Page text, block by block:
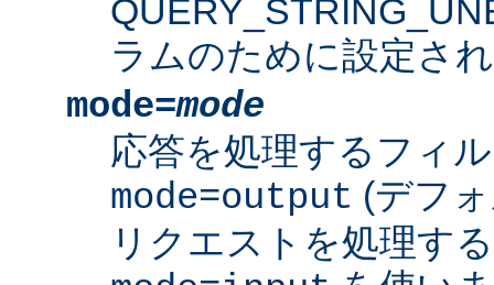
ラムのために設定さ
mode=mode
応答を処理するフィ
mode=output (デフ
リクエストを処理す